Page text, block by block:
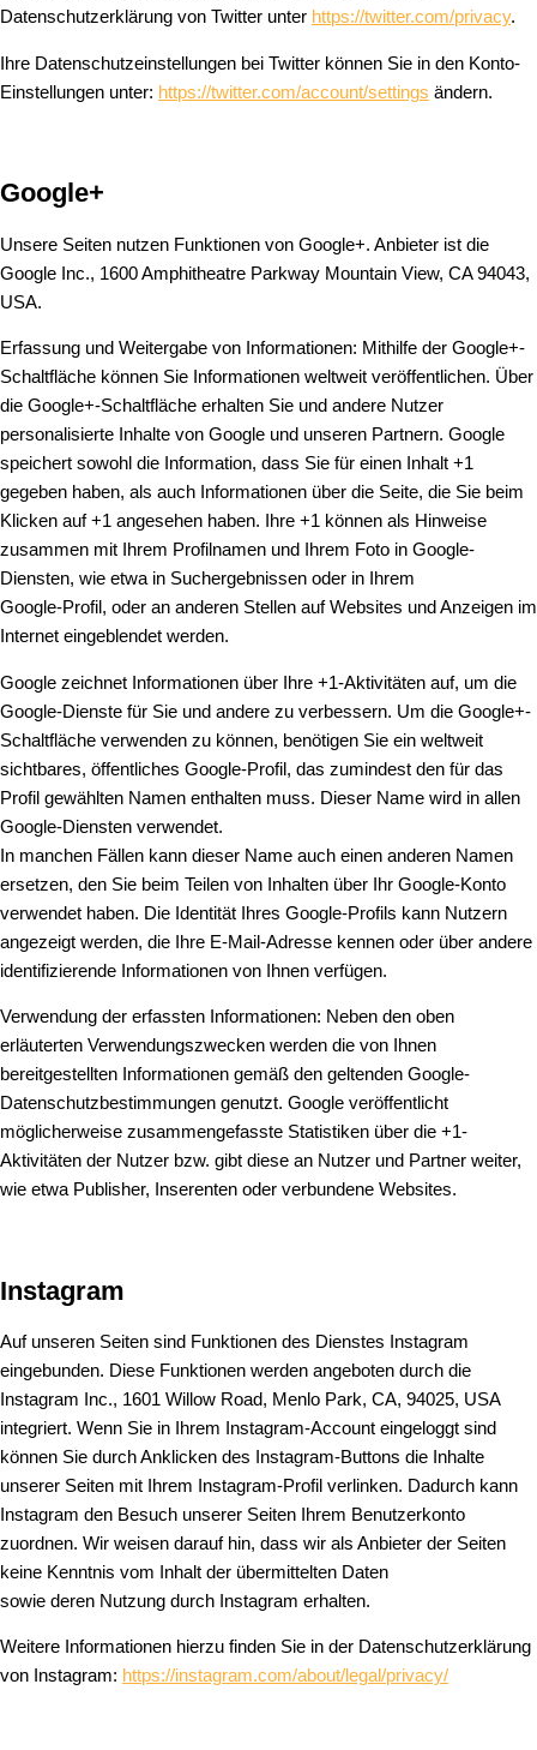
Datenschutzerklärung von Twitter unter https://twitter.com/privacy.
Ihre Datenschutzeinstellungen bei Twitter können Sie in den Konto-
Einstellungen unter: https://twitter.com/account/settings ändern.
Google+
Unsere Seiten nutzen Funktionen von Google+. Anbieter ist die
Google Inc., 1600 Amphitheatre Parkway Mountain View, CA 94043,
USA.
Erfassung und Weitergabe von Informationen: Mithilfe der Google+-
Schaltfläche können Sie Informationen weltweit veröffentlichen. Über
die Google+-Schaltfläche erhalten Sie und andere Nutzer
personalisierte Inhalte von Google und unseren Partnern. Google
speichert sowohl die Information, dass Sie für einen Inhalt +1
gegeben haben, als auch Informationen über die Seite, die Sie beim
Klicken auf +1 angesehen haben. Ihre +1 können als Hinweise
zusammen mit Ihrem Profilnamen und Ihrem Foto in Google-
Diensten, wie etwa in Suchergebnissen oder in Ihrem
Google-Profil, oder an anderen Stellen auf Websites und Anzeigen im
Internet eingeblendet werden.
Google zeichnet Informationen über Ihre +1-Aktivitäten auf, um die
Google-Dienste für Sie und andere zu verbessern. Um die Google+-
Schaltfläche verwenden zu können, benötigen Sie ein weltweit
sichtbares, öffentliches Google-Profil, das zumindest den für das
Profil gewählten Namen enthalten muss. Dieser Name wird in allen
Google-Diensten verwendet.
In manchen Fällen kann dieser Name auch einen anderen Namen
ersetzen, den Sie beim Teilen von Inhalten über Ihr Google-Konto
verwendet haben. Die Identität Ihres Google-Profils kann Nutzern
angezeigt werden, die Ihre E-Mail-Adresse kennen oder über andere
identifizierende Informationen von Ihnen verfügen.
Verwendung der erfassten Informationen: Neben den oben
erläuterten Verwendungszwecken werden die von Ihnen
bereitgestellten Informationen gemäß den geltenden Google-
Datenschutzbestimmungen genutzt. Google veröffentlicht
möglicherweise zusammengefasste Statistiken über die +1-
Aktivitäten der Nutzer bzw. gibt diese an Nutzer und Partner weiter,
wie etwa Publisher, Inserenten oder verbundene Websites.
Instagram
Auf unseren Seiten sind Funktionen des Dienstes Instagram
eingebunden. Diese Funktionen werden angeboten durch die
Instagram Inc., 1601 Willow Road, Menlo Park, CA, 94025, USA
integriert. Wenn Sie in Ihrem Instagram-Account eingeloggt sind
können Sie durch Anklicken des Instagram-Buttons die Inhalte
unserer Seiten mit Ihrem Instagram-Profil verlinken. Dadurch kann
Instagram den Besuch unserer Seiten Ihrem Benutzerkonto
zuordnen. Wir weisen darauf hin, dass wir als Anbieter der Seiten
keine Kenntnis vom Inhalt der übermittelten Daten
sowie deren Nutzung durch Instagram erhalten.
Weitere Informationen hierzu finden Sie in der Datenschutzerklärung
von Instagram: https://instagram.com/about/legal/privacy/